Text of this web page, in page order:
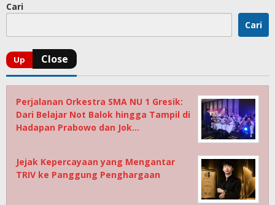
Cari
Cari
Perjalanan Orkestra SMA NU 1 Gresik:
Dari Belajar Not Balok hingga Tampil di
Hadapan Prabowo dan Jok…
Jejak Kepercayaan yang Mengantar
TRIV ke Panggung Penghargaan